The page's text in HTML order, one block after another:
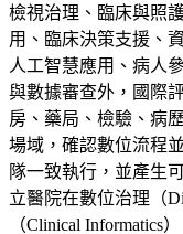
檢視治理、臨床與照
用、臨床決策支援、
人工智慧應用、病人
與數據審查外，國際
房、藥局、檢驗、病
場域，確認數位流程
隊一致執行，並產生
立醫院在數位治理（
（Clinical Informatics